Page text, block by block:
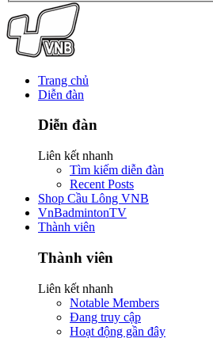
Trang chủ
Diễn đàn
Diễn đàn
Liên kết nhanh
Tìm kiếm diễn đàn
Recent Posts
Shop Cầu Lông VNB
VnBadmintonTV
Thành viên
Thành viên
Liên kết nhanh
Notable Members
Đang truy cập
Hoạt động gần đây